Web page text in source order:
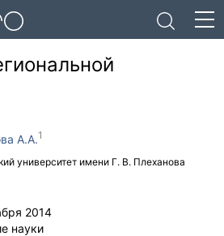
университет имени Г. В. Плеханова
А.А.
2014
науки